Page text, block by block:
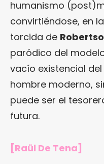
humanismo
convirtiéndose, en
torcida de
paródico del
vacío existencial
hombre moderno,
puede ser el
futura.
[Raül De Tena]